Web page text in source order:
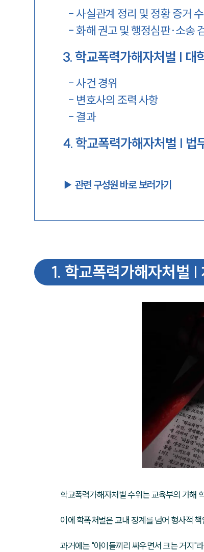
-사실관계 정리 및 정황 증거
-화해 권고 및 행정심판·소송
3.학교폭력가해자처벌 | 대
-사건 경위
- 변호사의 조력 사항
- 결과
4.학교폭력가해자처벌 | 법
▶︎ 관련 구성원 바로 보러가기
1. 학교폭력가해자처벌 |
학교폭력가해자처벌 수위는 교육부의 가해
이에 학폭처벌은 교내 징계를 넘어 형사적
과거에는 "아이들끼리 싸우면서 크는 거지"